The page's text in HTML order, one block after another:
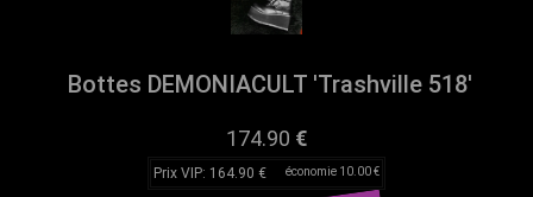
Bottes DEMONIACULT 'Trashville 518'
174.90 €
Prix VIP: 164.90 € économie 10.00 €